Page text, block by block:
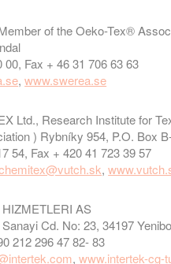
of the Oeko-Tex®
00, Fax + 46 31 706 63 63
,www.swerea.se
Ltd., Research Institute for
) Rybníky 954, P.O. Box
54, Fax + 420 41 723 39 57
,
AS
Cd. No: 23, 34197
212 296 47 82- 83
,www.intertek-cg-